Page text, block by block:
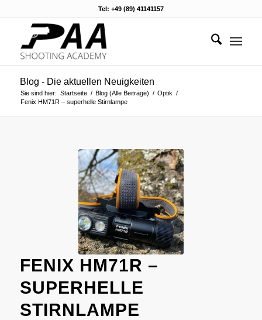
Tel: +49 (89) 41141157
Blog - Die aktuellen Neuigkeiten
Sie sind hier: Startseite / Blog (Alle Beiträge) / Optik /
Fenix HM71R – superhelle Stirnlampe
FENIX HM71R –
SUPERHELLE
STIRNLAMPE